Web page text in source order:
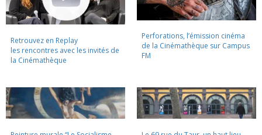
Retrouvez en Replay
les rencontres avec les invités de
la Cinémathèque
Perforations, l’émission cinéma
de la Cinémathèque sur Campus
FM